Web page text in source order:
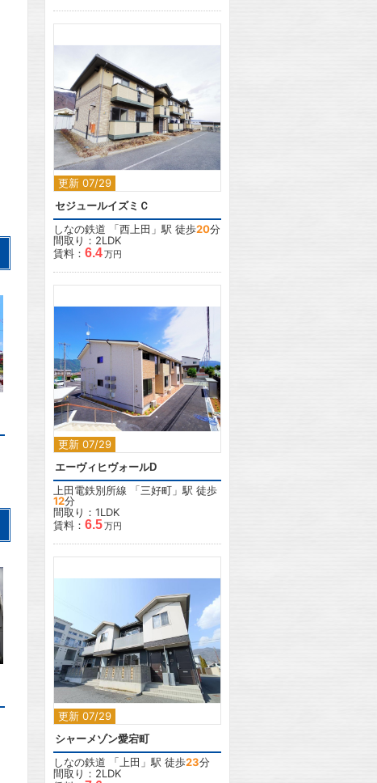
更新 07/29
2
セジュールイズミＣ
しなの鉄道 「西上田 」駅 徒歩20分
間取り：2LDK
賃料： 6.4万円
更新 07/29
エーヴィヒヴォールD
上田電鉄別所線 「三好町 」駅 徒歩
12分
間取り：1LDK
賃料： 6.5万円
更新 07/29
2
シャーメゾン愛宕町
しなの鉄道 「上田 」駅 徒歩23分
間取り：2LDK